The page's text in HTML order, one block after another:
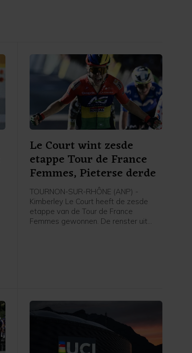
Le Court wint zesde
etappe Tour de France
Femmes, Pieterse derde
TOURNON-SUR-RHÔNE (ANP) -
Kimberley Le Court heeft de zesde
etappe van de Tour de France
Femmes gewonnen. De renster uit